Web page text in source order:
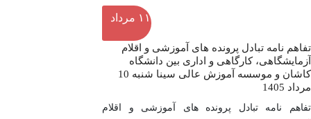
۱۱ مرداد
تفاهم نامه تبادل پرونده‌ های آموزشی و اقلام
آزمایشگاهی، کارگاهی و اداری بین دانشگاه
کاشان و موسسه آموزش عالی سینا شنبه 10
مرداد 1405
تفاهم نامه تبادل پرونده‌ های آموزشی و اقلام